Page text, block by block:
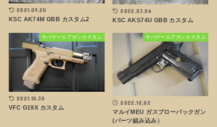
2021.09.20
KSC AK74M GBB カスタム2
2022.03.06
KSC AKS74U GBB カスタム
サバゲーエアガンカスタム
2021.10.30
VFC G19X カスタム
サバゲーエアガンカスタム
2022.12.02
マルイMEU ガスブローバックガン
(パーツ組み込み）